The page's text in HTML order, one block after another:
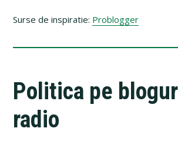
Surse de inspiratie: Problogger
Politica pe
radio